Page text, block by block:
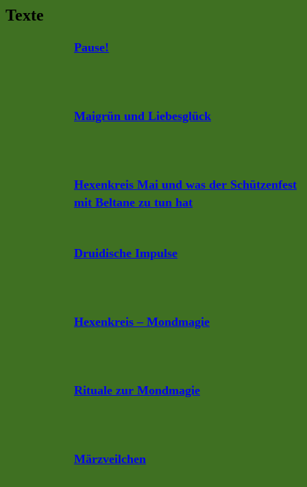
Texte
Pause!
Maigrün und Liebesglück
Hexenkreis Mai und was der Schützenfest
mit Beltane zu tun hat
Druidische Impulse
Hexenkreis – Mondmagie
Rituale zur Mondmagie
Märzveilchen